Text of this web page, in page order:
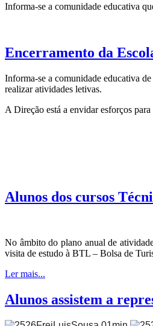
Informa-se a comunidade educativa
Encerramento da
Informa-se a comunidade educativa
realizar atividades letivas.
A Direção está a envidar esforços
Alunos dos cursos
No âmbito do plano anual de
visita de estudo à BTL – Bolsa de
Ler mais...
Alunos assistem a